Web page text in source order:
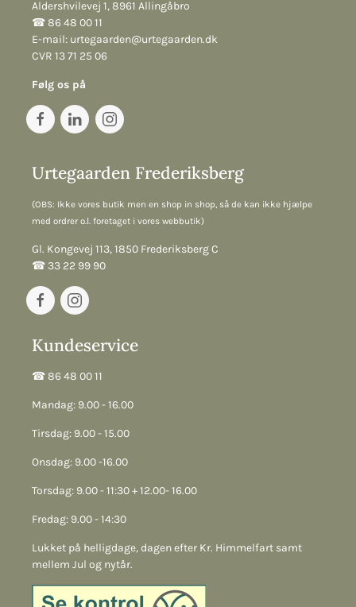
Aldershvilevej 1, 8961 Allingåbro
☎︎ 86 48 00 11
E-mail: urtegaarden@urtegaarden.dk
CVR 13 71 25 06
Følg os på
Urtegaarden Frederiksberg
(OBS: Ikke vores butik men en shop in shop, så de kan ikke hjælpe
med ordrer o.l. foretaget i vores webbutik)
Gl. Kongevej 113, 1850 Frederiksberg C
☎︎ 33 22 99 90
Kundeservice
☎︎ 86 48 00 11
Mandag: 9.00 - 16.00
Tirsdag: 9.00 - 15.00
Onsdag: 9.00 -16.00
Torsdag: 9.00 - 11:30 + 12.00- 16.00
Fredag: 9.00 - 14:30
Lukket på helligdage, dagen efter Kr. Himmelfart samt
mellem Jul og nytår.